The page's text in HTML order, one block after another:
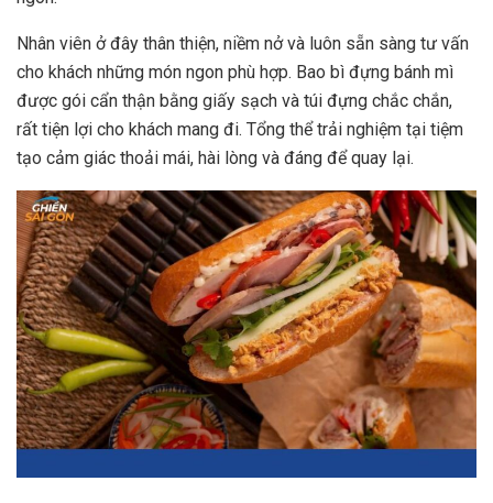
Nhân viên ở đây thân thiện, niềm nở và luôn sẵn sàng tư vấn
cho khách những món ngon phù hợp. Bao bì đựng bánh mì
được gói cẩn thận bằng giấy sạch và túi đựng chắc chắn,
rất tiện lợi cho khách mang đi. Tổng thể trải nghiệm tại tiệm
tạo cảm giác thoải mái, hài lòng và đáng để quay lại.